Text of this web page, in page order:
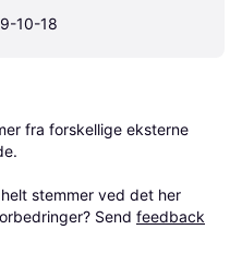
10-18
fra forskellige eksterne
stemmer ved det her
Send feedback